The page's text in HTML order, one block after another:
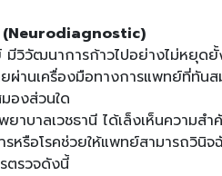
(Neurodiagnostic)
วิวัฒนาการก้าวไปอย่างไม่หยุดยั้
ยผ่านเครื่องมือทางการแพทย์ที่ทั
องส่วนใด
ยาบาลเวชธานี ได้เล็งเห็นความ
หรือโรคช่วยให้แพทย์สามารถวินิ
ตรวจดังนี้